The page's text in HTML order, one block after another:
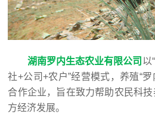
湖南罗内生态农业有限公司 以
社+公司+农户”经营模式，养殖“罗
合作企业，旨在致力帮助农民科
方经济发展。